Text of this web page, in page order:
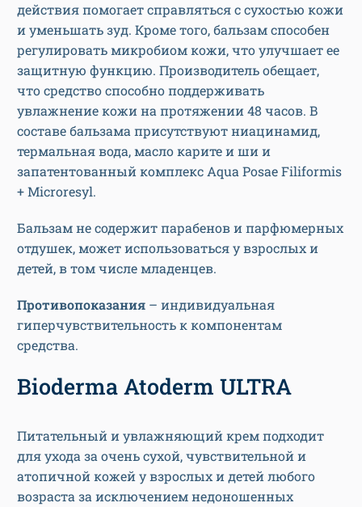
действия помогает справляться с сухостью кожи
и уменьшать зуд. Кроме того, бальзам способен
регулировать микробиом кожи, что улучшает ее
защитную функцию. Производитель обещает,
что средство способно поддерживать
увлажнение кожи на протяжении 48 часов. В
составе бальзама присутствуют ниацинамид,
термальная вода, масло карите и ши и
запатентованный комплекс Aqua Posae Filiformis
+ Microresyl.
Бальзам не содержит парабенов и парфюмерных
отдушек, может использоваться у взрослых и
детей, в том числе младенцев.
Противопоказания – индивидуальная
гиперчувствительность к компонентам
средства.
Bioderma Atoderm ULTRA
Питательный и увлажняющий крем подходит
для ухода за очень сухой, чувствительной и
атопичной кожей у взрослых и детей любого
возраста за исключением недоношенных